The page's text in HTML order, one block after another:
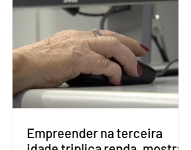
obrigatória para exercer o direito ao
voto. Se o título estiver regular, o
eleitor pode votar mesmo sem ter
realizado esse cadastro. Neste caso,
será exigido o documento de
identificação para acesso à urna
eletrônica. Se a urna eletrônica não
reconh
Empreender na terceira